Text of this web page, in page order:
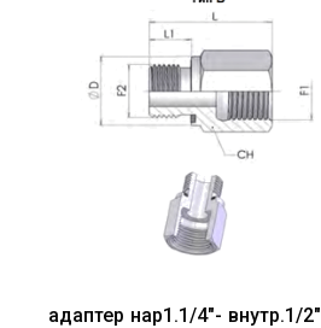
адаптер нар1.1/4"- внутр.1/2"